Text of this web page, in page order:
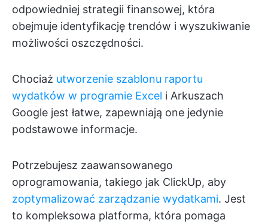
odpowiedniej strategii finansowej, która
obejmuje identyfikację trendów i wyszukiwanie
możliwości oszczędności.
Chociaż utworzenie szablonu raportu
wydatków w programie Excel i Arkuszach
Google jest łatwe, zapewniają one jedynie
podstawowe informacje.
Potrzebujesz zaawansowanego
oprogramowania, takiego jak ClickUp, aby
zoptymalizować zarządzanie wydatkami. Jest
to kompleksowa platforma, która pomaga